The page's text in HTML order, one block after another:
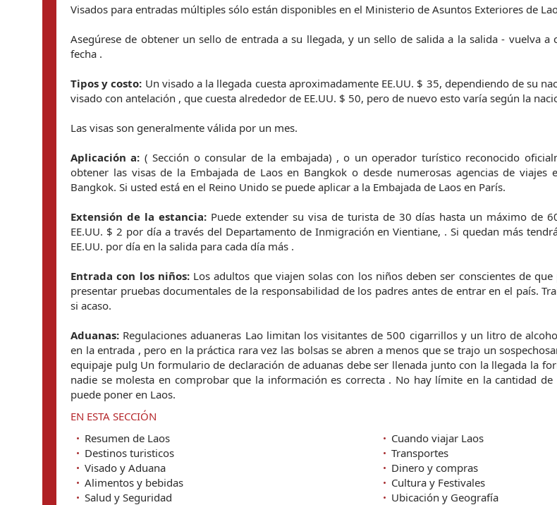
Visados ​​para entradas múltiples sólo están disponibles en el Ministerio de Asuntos Exteriores de
Asegúrese de obtener un sello de entrada a su llegada, y un sello de salida a la salida - vuelva a
fecha .
Tipos y costo: Un visado a la llegada cuesta aproximadamente EE.UU. $ 35, dependiendo de su
visado con antelación , que cuesta alrededor de EE.UU. $ 50, pero de nuevo esto varía según la
Las visas son generalmente válida por un mes.
Aplicación a: ( Sección o consular de la embajada) , o un operador turístico reconocido
obtener las visas de la Embajada de Laos en Bangkok o desde numerosas agencias de viajes
Bangkok. Si usted está en el Reino Unido se puede aplicar a la Embajada de Laos en París.
Extensión de la estancia: Puede extender su visa de turista de 30 días hasta un máximo de
EE.UU. $ 2 por día a través del Departamento de Inmigración en Vientiane, . Si quedan más
EE.UU. por día en la salida para cada día más .
Entrada con los niños: Los adultos que viajen solas con los niños deben ser conscientes de
presentar pruebas documentales de la responsabilidad de los padres antes de entrar en el país.
si acaso.
Aduanas: Regulaciones aduaneras Lao limitan los visitantes de 500 cigarrillos y un litro de
en la entrada , pero en la práctica rara vez las bolsas se abren a menos que se trajo un
equipaje pulg Un formulario de declaración de aduanas debe ser llenada junto con la llegada la
nadie se molesta en comprobar que la información es correcta . No hay límite en la cantidad
puede poner en Laos.
EN ESTA SECCIÓN
Resumen de Laos
Cuando viajar Laos
Destinos turisticos
Transportes
Visado y Aduana
Dinero y compras
Alimentos y bebidas
Cultura y Festivales
Salud y Seguridad
Ubicación y Geografía